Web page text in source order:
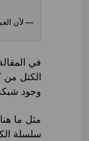
— لأن
في
الكتل من
وجود
مثل ما
سلسلة